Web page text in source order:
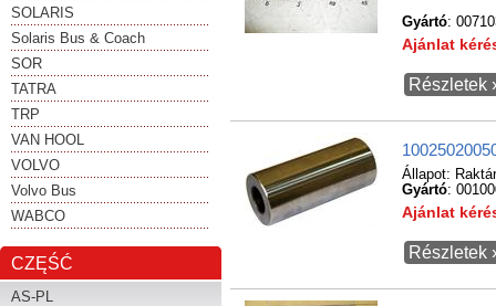
SOLARIS
Solaris Bus & Coach
SOR
TATRA
TRP
VAN HOOL
VOLVO
Volvo Bus
WABCO
CZĘŚĆ
AS-PL
Gyártó:
Ajánlat
Részletek
Állapot:
Gyártó:
Ajánlat
Részletek